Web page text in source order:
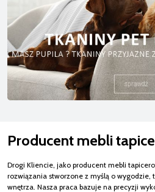
Producent mebli
Drogi Kliencie, jako producent mebli
rozwiązania stworzone z myślą o wygodzie,
wnętrza. Nasza praca bazuje na precyzji